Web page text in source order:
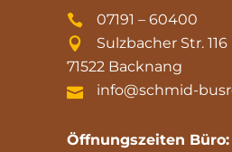
07191 – 60400
Sulzbacher Str. 116
71522 Backnang
info@schmid-
Öffnungszeiten Büro: